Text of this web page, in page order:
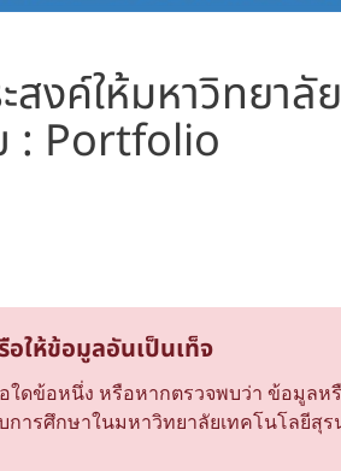
งค์ให้มหาวิทยาลั
: Portfolio
ให้ข้อมูลอันเป็นเท็จ
ข้อหนึ่ง หรือหากตรวจพบว่า ข้อมูลหรื
การศึกษาในมหาวิทยาลัยเทคโนโลยี